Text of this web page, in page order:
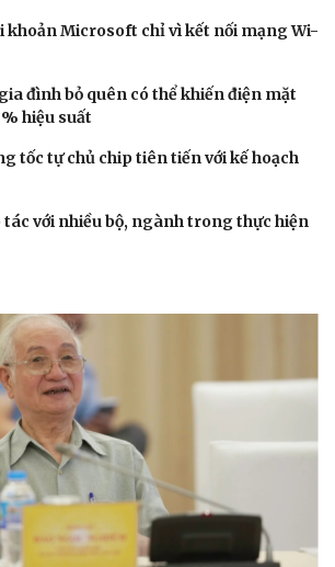
Ô tô - Xe máy
khoản Microsoft chỉ vì kết nối mạng Wi-
đình bỏ quên có thể khiến điện mặt
hiệu suất
tốc tự chủ chip tiên tiến với kế hoạch
tác với nhiều bộ, ngành trong thực hiện